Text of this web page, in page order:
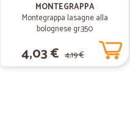
MONTEGRAPPA
Montegrappa lasagne alla
bolognese gr.350
4,03 € 4,19 €